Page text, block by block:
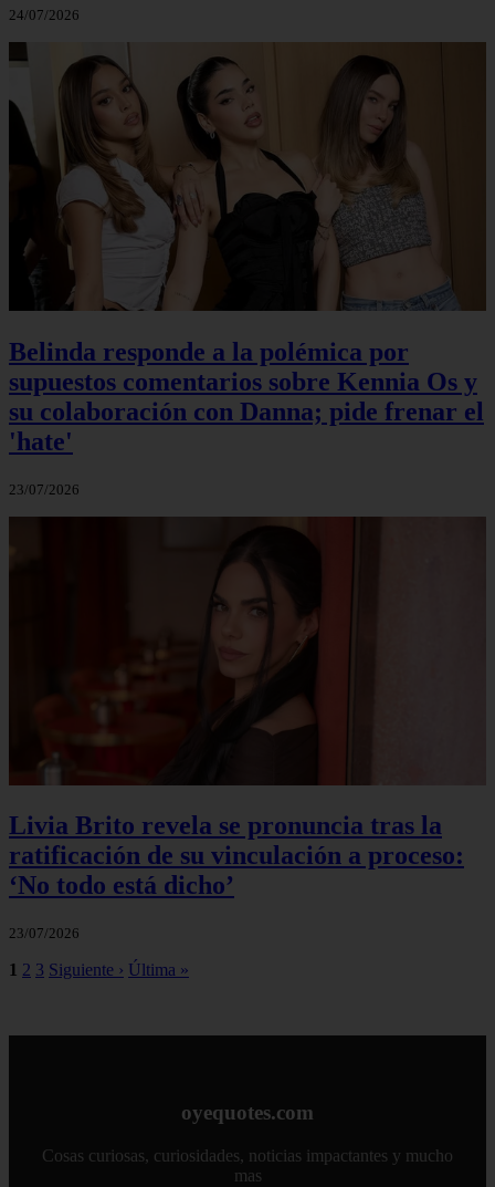
24/07/2026
Belinda responde a la polémica por
supuestos comentarios sobre Kennia Os y
su colaboración con Danna; pide frenar el
'hate'
23/07/2026
Livia Brito revela se pronuncia tras la
ratificación de su vinculación a proceso:
‘No todo está dicho’
23/07/2026
1 2 3 Siguiente › Última »
oyequotes.com
Cosas curiosas, curiosidades, noticias impactantes y mucho
mas